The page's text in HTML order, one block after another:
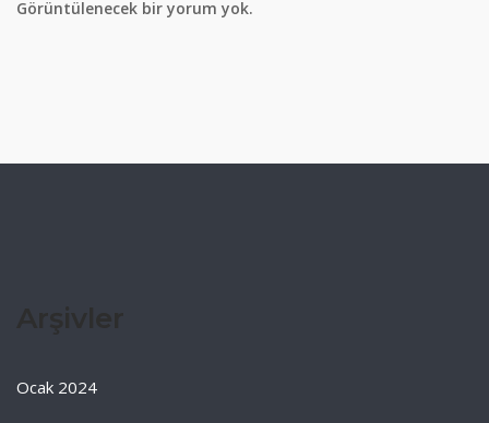
Görüntülenecek bir yorum yok.
Ocak 2024